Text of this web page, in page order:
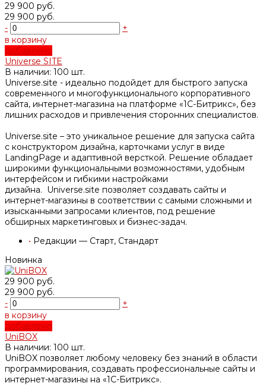
29 900 руб.
29 900 руб.
-
+
в корзину
добавлено
Universe SITE
В наличии: 100 шт.
Universe.site - идеально подойдет для быстрого запуска
современного и многофункционального корпоративного
сайта, интернет-магазина на платформе «1С-Битрикс», без
лишних расходов и привлечения сторонних специалистов.
Universe.site – это уникальное решение для запуска сайта
с конструктором дизайна, карточками услуг в виде
LandingPage и адаптивной версткой. Решение обладает
широкими функциональными возможностями, удобным
интерфейсом и гибкими настройками
дизайна. Universe.site позволяет создавать сайты и
интернет-магазины в соответствии с самыми сложными и
изысканными запросами клиентов, под решение
обширных маркетинговых и бизнес-задач.
• Редакции — Старт, Стандарт
Новинка
29 900 руб.
29 900 руб.
-
+
в корзину
добавлено
UniBOX
В наличии: 100 шт.
UniBOX позволяет любому человеку без знаний в области
программирования, создавать профессиональные сайты и
интернет-магазины на «1C-Битрикс».